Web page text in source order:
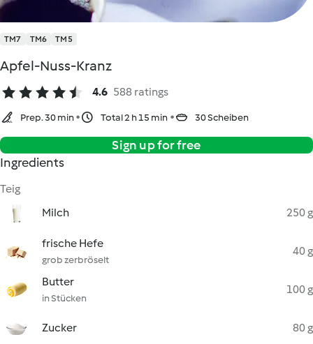
TM7 TM6 TM5
Apfel-Nuss-Kranz
4.6 588 ratings
Prep. 30 min Total 2 h 15 min 30 Scheiben
Sign up for free
Ingredients
Teig
Milch
250 g
frische Hefe
grob zerbröselt
40 g
Butter
in Stücken
100 g
Zucker 80 g